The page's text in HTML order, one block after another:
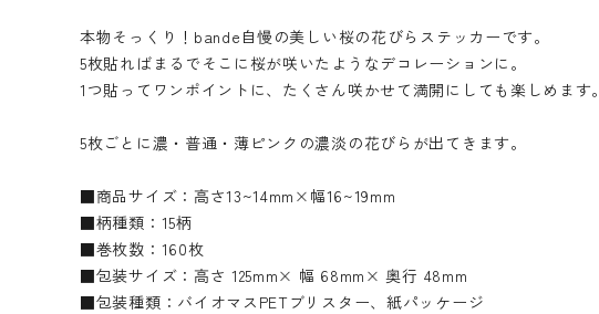
本物そっくり！bande自慢の美しい桜の花びらステッカーです。
5枚貼ればまるでそこに桜が咲いたようなデコレーションに。
1つ貼ってワンポイントに、たくさん咲かせて満開にしても楽しめます。
5枚ごとに濃・普通・薄ピンクの濃淡の花びらが出てきます。
■商品サイズ：高さ13~14mm×幅16~19mm
■柄種類：15柄
■巻枚数：160枚
■包装サイズ：高さ 125mm× 幅 68mm× 奥行 48mm
■包装種類：バイオマスPETブリスター、紙パッケージ